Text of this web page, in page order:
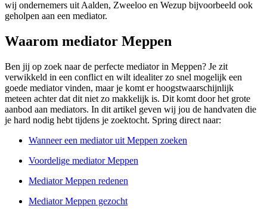
wij ondernemers uit Aalden, Zweeloo en Wezup bijvoorbeeld ook
geholpen aan een mediator.
Waarom mediator Meppen
Ben jij op zoek naar de perfecte mediator in Meppen? Je zit
verwikkeld in een conflict en wilt idealiter zo snel mogelijk een
goede mediator vinden, maar je komt er hoogstwaarschijnlijk
meteen achter dat dit niet zo makkelijk is. Dit komt door het grote
aanbod aan mediators. In dit artikel geven wij jou de handvaten die
je hard nodig hebt tijdens je zoektocht. Spring direct naar:
Wanneer een mediator uit Meppen zoeken
Voordelige mediator Meppen
Mediator Meppen redenen
Mediator Meppen gezocht